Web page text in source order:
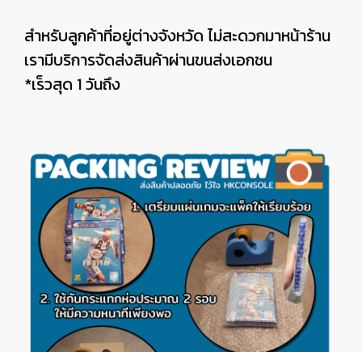
สำหรับลูกค้าที่อยู่ต่างจังหวัด ไม่สะดวกมาหน้าร้าน
เรามีบริการจัดส่งสินค้าผ่านขนส่งเอกชน
*เร็วสุด 1 วันถึง